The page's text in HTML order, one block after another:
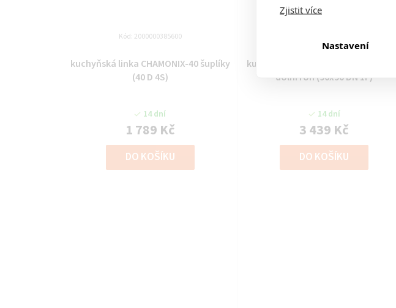
Zjistit více
Nastavení
kuchyňská linka CHAMONIX-40 šuplíky
(40 D 4S)
14 dní
1 789 Kč
DO KOŠÍKU
Kód: 2000000385600
kuchyňská linka CHAMONIX-90/90 DN
dolní roh (90x90 DN 1F)
14 dní
3 439 Kč
DO KOŠÍKU